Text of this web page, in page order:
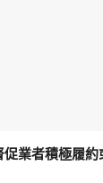
業者積極履約